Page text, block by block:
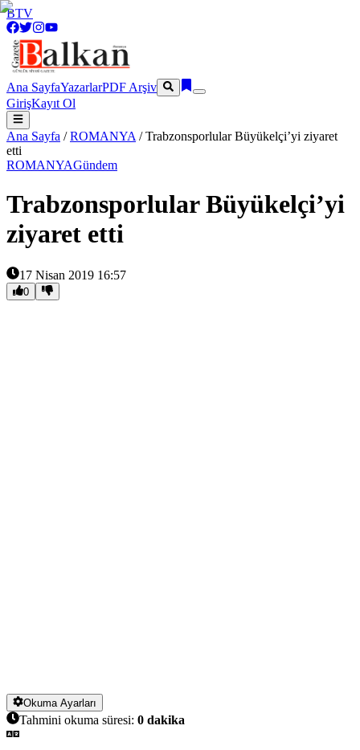
BTV
Ana SayfaYazarlarPDF Arşiv
GirişKayıt Ol
Ana Sayfa /ROMANYA /Trabzonsporlular Büyükelçi’yi ziyaret
etti
ROMANYAGündem
Trabzonsporlular Büyükelçi’yi
ziyaret etti
17 Nisan 2019 16:57
0
Okuma Ayarları
Tahmini okuma süresi: 0 dakika